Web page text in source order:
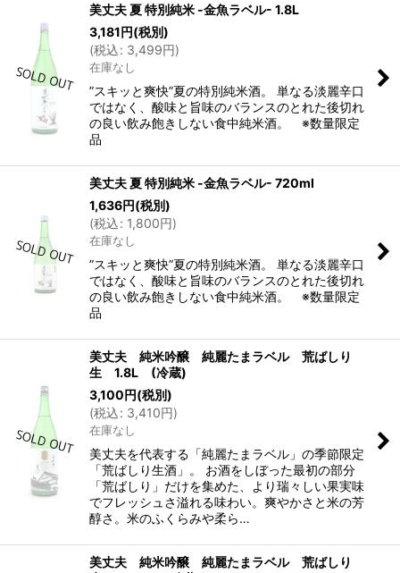
美丈夫 夏 特別純米 -金魚ラベル- 1.8L
3,181円(税別)
(税込: 3,499円)
在庫なし
”スキッと爽快”夏の特別純米酒。 単なる淡麗辛口
ではなく、酸味と旨味のバランスのとれた後切れ
の良い飲み飽きしない食中純米酒。 ※数量限定
品
美丈夫 夏 特別純米 -金魚ラベル- 720ml
1,636円(税別)
(税込: 1,800円)
在庫なし
”スキッと爽快”夏の特別純米酒。 単なる淡麗辛口
ではなく、酸味と旨味のバランスのとれた後切れ
の良い飲み飽きしない食中純米酒。 ※数量限定
品
美丈夫 純米吟醸 純麗たまラベル 荒ばしり
生 1.8L (冷蔵)
3,100円(税別)
(税込: 3,410円)
在庫なし
美丈夫を代表する「純麗たまラベル」の季節限定
「荒ばしり生酒」。 お酒をしぼった最初の部分
「荒ばしり」だけを集めた、より瑞々しい果実味
でフレッシュさ溢れる味わい。爽やかさと米の芳
醇さ。米のふくらみや柔ら…
美丈夫 純米吟醸 純麗たまラベル 荒ばしり